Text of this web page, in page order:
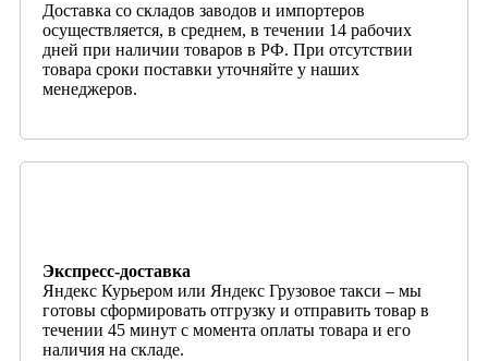
Доставка со складов заводов и импортеров
осуществляется, в среднем, в течении 14 рабочих
дней при наличии товаров в РФ. При отсутствии
товара сроки поставки уточняйте у наших
менеджеров.
Экспресс-доставка
Яндекс Курьером или Яндекс Грузовое такси – мы
готовы сформировать отгрузку и отправить товар в
течении 45 минут с момента оплаты товара и его
наличия на складе.